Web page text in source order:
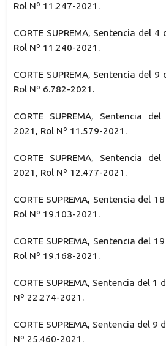
Rol Nº 11.247-2021.
CORTE SUPREMA, Sentencia del
Rol Nº 11.240-2021.
CORTE SUPREMA, Sentencia del
Rol Nº 6.782-2021.
CORTE SUPREMA, Sentencia
2021, Rol Nº 11.579-2021.
CORTE SUPREMA, Sentencia
2021, Rol Nº 12.477-2021.
CORTE SUPREMA, Sentencia del
Rol Nº 19.103-2021.
CORTE SUPREMA, Sentencia del
Rol Nº 19.168-2021.
CORTE SUPREMA, Sentencia del 1
Nº 22.274-2021.
CORTE SUPREMA, Sentencia del 9
Nº 25.460-2021.